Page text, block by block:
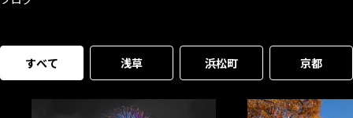
すべて 浅草 浜松町 京都